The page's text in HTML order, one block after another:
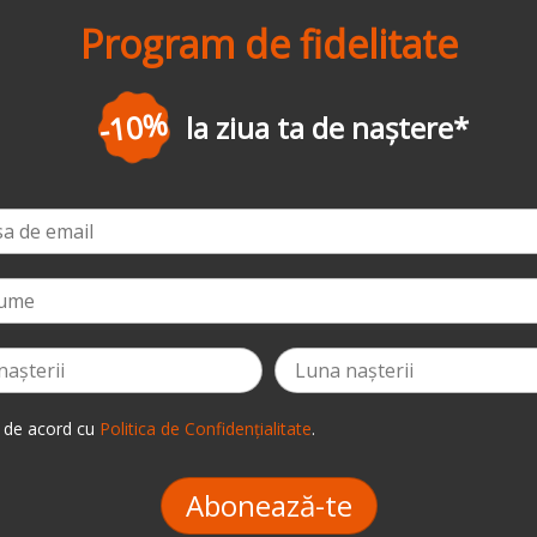
Program de fidelitate
-3% la prima comandă*
acord cu Politica de Confidențialitate.
Abonează-te